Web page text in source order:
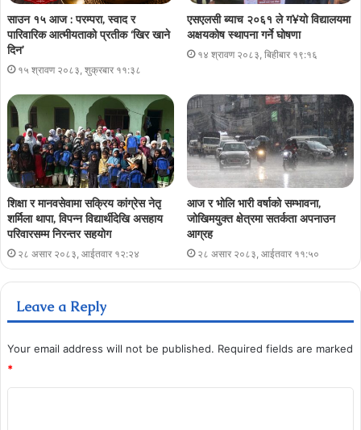
साउन १५ आज : परम्परा, स्वाद र
पारिवारिक आत्मीयताको प्रतीक ‘खिर खाने
दिन’
१५ श्रावण २०८३, शुक्रबार ११:३८
एसएलसी ब्याच २०६१ ले ग¥यो विद्यालयमा
अक्षयकोष स्थापना गर्ने घोषणा
१४ श्रावण २०८३, बिहीबार १९:१६
शिक्षा र मानवसेवामा सक्रिय कांग्रेस नेतृ
शर्मिला थापा, विपन्न विद्यार्थीदेखि असहाय
परिवारसम्म निरन्तर सहयोग
२८ असार २०८३, आईतवार १२:२४
आज र भोलि भारी वर्षाको सम्भावना,
जोखिमयुक्त क्षेत्रमा सतर्कता अपनाउन
आग्रह
२८ असार २०८३, आईतवार ११:५०
Leave a Reply
Your email address will not be published. Required fields are marked
*